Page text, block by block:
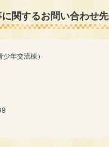
関するお問い合わせ先
年交流棟）